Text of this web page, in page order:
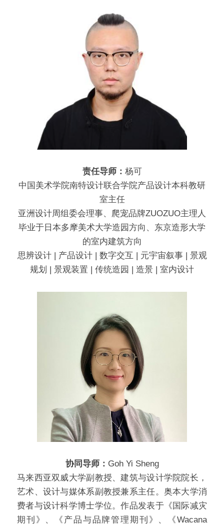
责任导师： 杨可
中国美术学院南特设计联合学院产品设计本科教研
室主任
亚洲设计周组委会理事、爬宠品牌ZUOZUO主理人
毕业于日本多摩美术大学造园方向、东京造形大学
的室内建筑方向
思辨设计 | 产品设计 | 数字交互 | 元宇宙叙事 | 景观
规划 | 景观装置 | 传统造园 | 造景 | 室内设计
协同导师： Goh Yi Sheng
马来西亚双威大学副教授、建筑与设计学院院长，
艺术、设计与媒体系副教授兼系主任。奥本大学消
费者与设计科学博士学位。作品发表于《国际减灾
期刊》、《产品与品牌管理期刊》、《Wacana